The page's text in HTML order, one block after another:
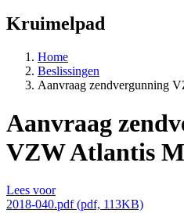
Kruimelpad
Home
Beslissingen
Aanvraag zendvergunning
Aanvraag
VZW Atlantis
Lees voor
2018-040.pdf (pdf, 113KB)